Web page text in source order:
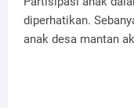
diperhatikan.
anak desa mantan